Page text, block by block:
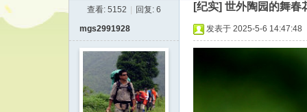
查看: 5152 回复: 6 [纪实] 世外陶园的舞春
mgs2991928 发表于 2025-5-6 14:47:48